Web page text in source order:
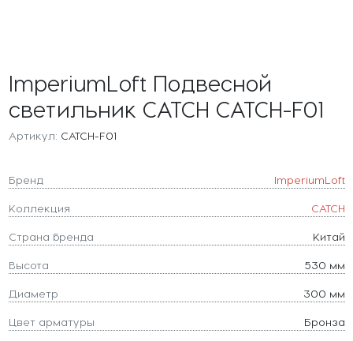
ImperiumLoft Подвесной
светильник CATCH CATCH-F01
Артикул: CATCH-F01
Бренд ImperiumLoft
Коллекция CATCH
Страна бренда Китай
Высота 530 мм
Диаметр 300 мм
Цвет арматуры Бронза